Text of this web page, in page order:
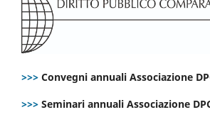
>>> Convegni annuali Associazione
>>> Seminari annuali Associazione